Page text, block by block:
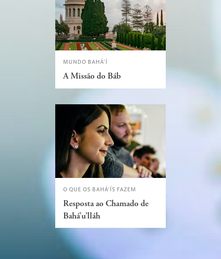
MUNDO BAHÁ’Í
A Missão do Báb
O QUE OS BAHÁ’ÍS FAZEM
Resposta ao Chamado de
Bahá’u’lláh